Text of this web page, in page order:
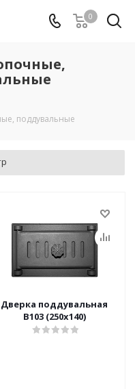
0
поддувальные
Дверка поддувальная
В103 (250х140)